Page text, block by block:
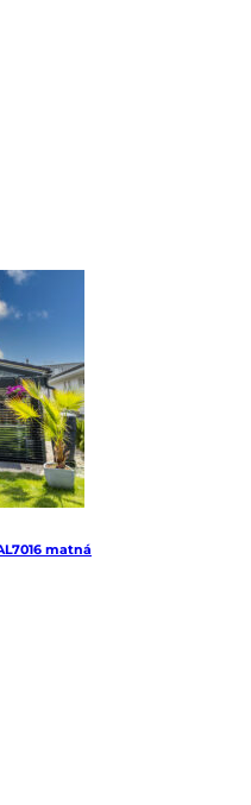
matná